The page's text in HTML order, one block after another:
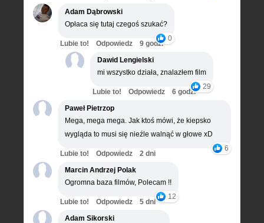
Adam Dąbrowski
Opłaca się tutaj czegoś szukać?
0
Lubie to! Odpowiedz
9 godz.
Dawid Lengielski
mi wszystko działa, znalazłem film
29
Lubie to! Odpowiedz
6 godz.
Paweł Pietrzop
Mega, mega mega. Jak ktoś mówi, że kiepsko
wygląda to musi się nieźle walnąć w głowe xD
6
Lubie to! Odpowiedz
2 dni
Marcin Andrzej Polak
Ogromna baza filmów, Polecam !!
12
Lubie to! Odpowiedz
5 dni
Adam Sikorski